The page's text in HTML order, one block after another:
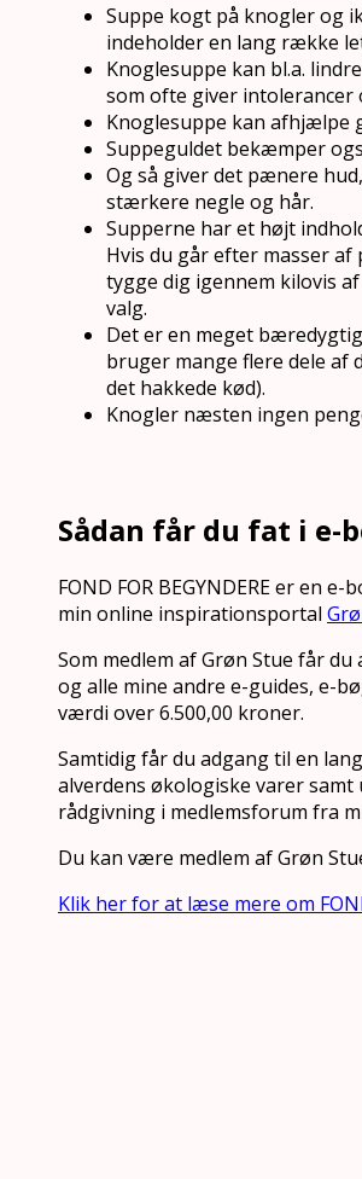
Suppe kogt på knogler og
indeholder en lang række
Knoglesuppe kan bl.a.
som ofte giver intolerancer
Knoglesuppe kan afhjælpe
Suppeguldet bekæmper
Og så giver det pænere
stærkere negle og hår.
Supperne har et højt
Hvis du går efter masser
tygge dig igennem kilovis
valg.
Det er en meget
bruger mange flere dele af
det hakkede kød).
Knogler næsten ingen
Sådan får du fat i e-
FOND FOR BEGYNDERE er en
min online inspirationsportal
Som medlem af Grøn Stue får du
og alle mine andre e-guides, e-
værdi over 6.500,00 kroner.
Samtidig får du adgang til en
alverdens økologiske varer
rådgivning i medlemsforum fra
Du kan være medlem af Grøn
Klik her for at læse mere om